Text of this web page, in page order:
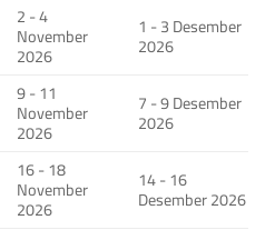
2 - 4
November
2026
1 - 3 Desember
2026
9 - 11
November
2026
7 - 9 Desember
2026
16 - 18
November
2026
14 - 16
Desember 2026